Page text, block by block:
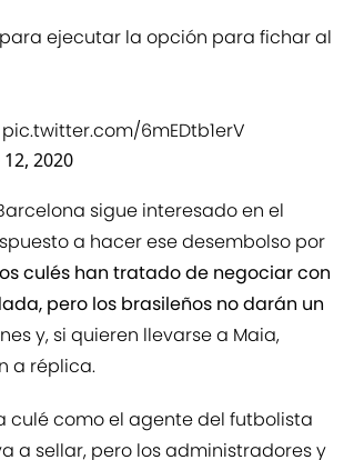
para ejecutar la opción para fichar al
pic.twitter.com/6mEDtb1erV
12, 2020
sigue interesado en el
a hacer ese desembolso por
culés han tratado de negociar con
pero los brasileños no darán un
y, si quieren llevarse a Maia,
a réplica.
culé como el agente del futbolista
a sellar, pero los administradores y